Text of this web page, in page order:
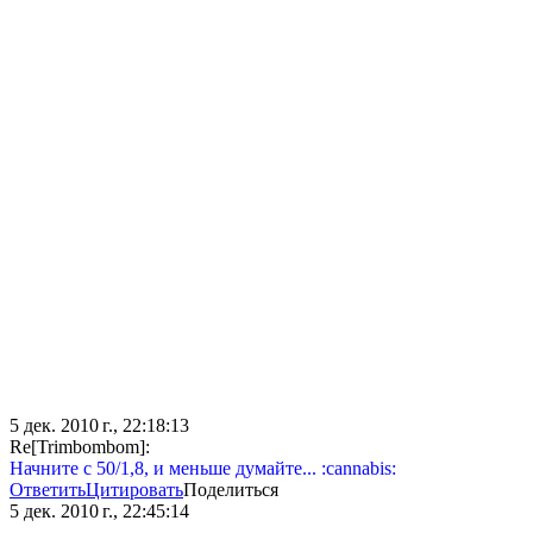
5 дек. 2010 г., 22:18:13
Re[Trimbombom]:
Начните с 50/1,8, и меньше думайте... :cannabis:
ОтветитьЦитироватьПоделиться
5 дек. 2010 г., 22:45:14